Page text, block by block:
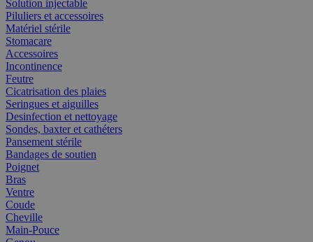
Solution injectable
Piluliers et accessoires
Matériel stérile
Stomacare
Accessoires
Incontinence
Feutre
Cicatrisation des plaies
Seringues et aiguilles
Desinfection et nettoyage
Sondes, baxter et cathéters
Pansement stérile
Bandages de soutien
Poignet
Bras
Ventre
Coude
Cheville
Main-Pouce